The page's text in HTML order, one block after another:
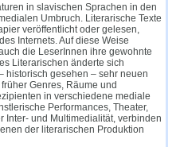
in slavischen Sprachen in den
Umbruch. Literarische Texte
veröffentlicht oder gelesen,
Internets. Auf diese Weise
die LeserInnen ihre gewohnte
Literarischen änderte sich
historisch gesehen – sehr neuen
Genres, Räume und
in verschiedene mediale
Performances, Theater,
Inter- und Multimedialität, verbinden
der literarischen Produktion